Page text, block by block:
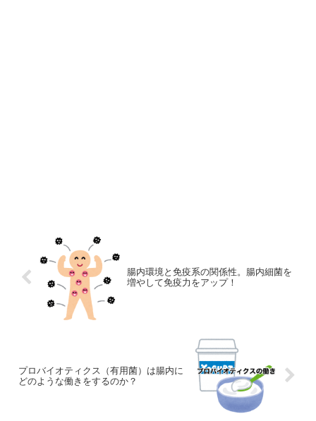
腸内環境と免疫系の関係性。腸内細菌を
増やして免疫力をアップ！
プロバイオティクス（有用菌）は腸内に
どのような働きをするのか？